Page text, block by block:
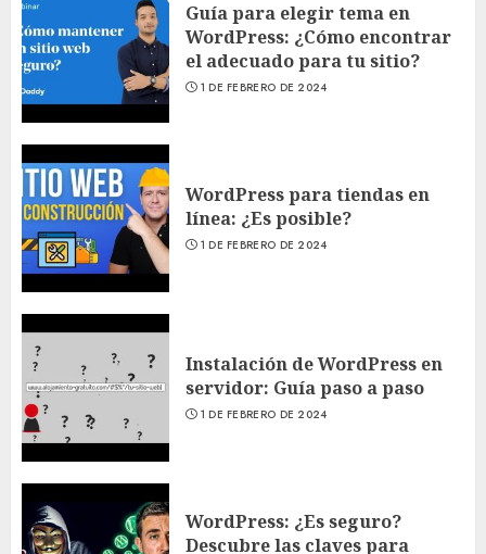
Guía para elegir tema en
WordPress: ¿Cómo encontrar
el adecuado para tu sitio?
1 DE FEBRERO DE 2024
WordPress para tiendas en
línea: ¿Es posible?
1 DE FEBRERO DE 2024
Instalación de WordPress en
servidor: Guía paso a paso
1 DE FEBRERO DE 2024
WordPress: ¿Es seguro?
Descubre las claves para